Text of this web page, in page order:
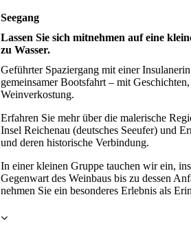
Seegang
Lassen Sie sich mitnehmen auf eine
zu Wasser.
Geführter Spaziergang mit einer
gemeinsamer Bootsfahrt – mit
Weinverkostung.
Erfahren Sie mehr über die malerische
Insel Reichenau (deutsches Seeufer) und
und deren historische Verbindung.
In einer kleinen Gruppe tauchen wir ein,
Gegenwart des Weinbaus bis zu dessen
nehmen Sie ein besonderes Erlebnis als